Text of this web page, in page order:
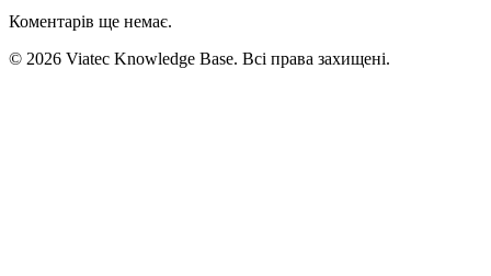
Коментарів ще немає.
© 2026 Viatec Knowledge Base. Всі права захищені.